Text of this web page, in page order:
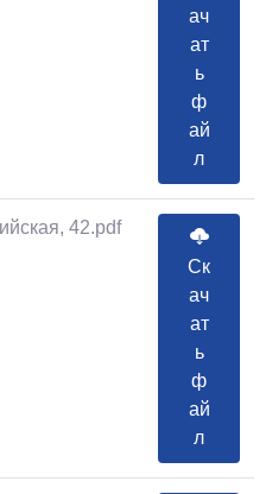
ач
ат
ь
ф
ай
л
42.pdf
Ск
ач
ат
ь
ф
ай
л